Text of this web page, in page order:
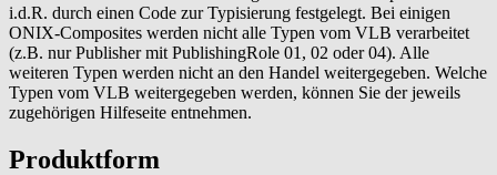
i.d.R. durch einen Code zur Typisierung festgelegt. Bei einigen
ONIX-Composites werden nicht alle Typen vom VLB verarbeitet
(z.B. nur Publisher mit PublishingRole 01, 02 oder 04). Alle
weiteren Typen werden nicht an den Handel weitergegeben. Welche
Typen vom VLB weitergegeben werden, können Sie der jeweils
zugehörigen Hilfeseite entnehmen.
Produktform